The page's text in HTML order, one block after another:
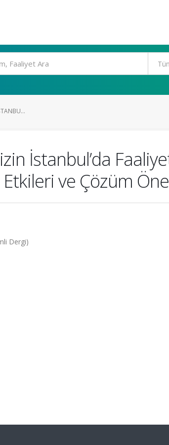
İstanbul’da
Etkileri ve Çözüm
Dergi)